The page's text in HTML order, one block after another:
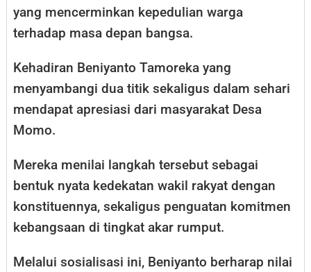
yang mencerminkan kepedulian warga
terhadap masa depan bangsa.
Kehadiran Beniyanto Tamoreka yang
menyambangi dua titik sekaligus dalam sehari
mendapat apresiasi dari masyarakat Desa
Momo.
Mereka menilai langkah tersebut sebagai
bentuk nyata kedekatan wakil rakyat dengan
konstituennya, sekaligus penguatan komitmen
kebangsaan di tingkat akar rumput.
Melalui sosialisasi ini, Beniyanto berharap nilai